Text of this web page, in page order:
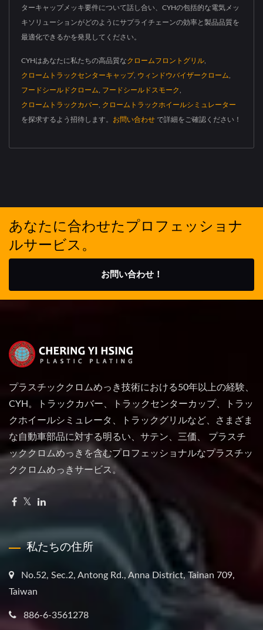
ターキャップメッキ要件について話し合い、CYHの包括的な電気メッ
キソリューションがどのようにサプライチェーンの効率と製品品質を
最適化できるかを発見してください。
CYHはあなたに私たちの高品質なクロームフロントグリル
クロームトラックセンターキャップ, ウィンドウバイザークローム
フードシールドクローム フードシールドスモーク
クロームトラックカバー クロームトラックホイールシミュレーター
を探求するよう招待します。 お問い合わせ で詳細をご確認ください！
あなたに合わせたプロフェッショナ
ルサービス。
お問い合わせ！
プラスチッククロムめっき技術における50年以上の経験、
CYH。トラックカバー、トラックセンターカップ、トラッ
クホイールシミュレータ、トラックグリルなど、さまざま
な自動車部品に対する明るい、サテン、三価、 プラスチ
ッククロムめっきを含むプロフェッショナルなプラスチッ
ククロムめっきサービス。
私たちの住所
No.52, Sec.2, Antong Rd., Anna District, Tainan 709,
Taiwan
886-6-3561278